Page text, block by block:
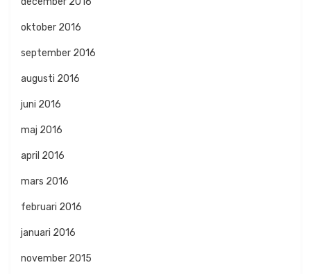
oktober 2016
september 2016
augusti 2016
juni 2016
maj 2016
april 2016
mars 2016
februari 2016
januari 2016
november 2015